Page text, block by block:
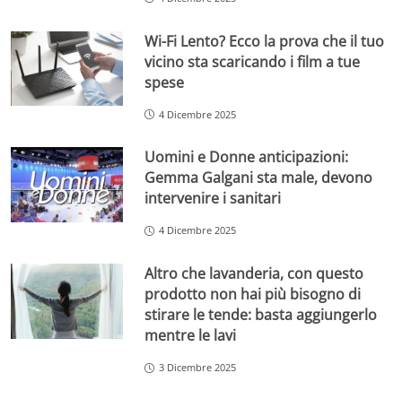
Wi-Fi Lento? Ecco la prova che il tuo
vicino sta scaricando i film a tue
spese
4 Dicembre 2025
Uomini e Donne anticipazioni:
Gemma Galgani sta male, devono
intervenire i sanitari
4 Dicembre 2025
Altro che lavanderia, con questo
prodotto non hai più bisogno di
stirare le tende: basta aggiungerlo
mentre le lavi
3 Dicembre 2025